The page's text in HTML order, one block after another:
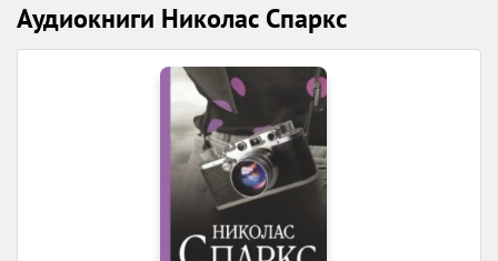
Аудиокниги Николас Спаркс